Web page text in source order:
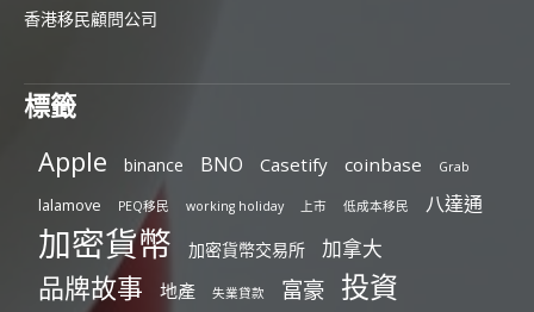
香港移民顧問公司
標籤
Apple binance BNO Casetify coinbase Grab
lalamove PEQ移民 working holiday 上市 低成本移民 八達通
加密貨幣 加密貨幣交易所 加拿大
品牌故事 地產 失業貸款 富豪 投資